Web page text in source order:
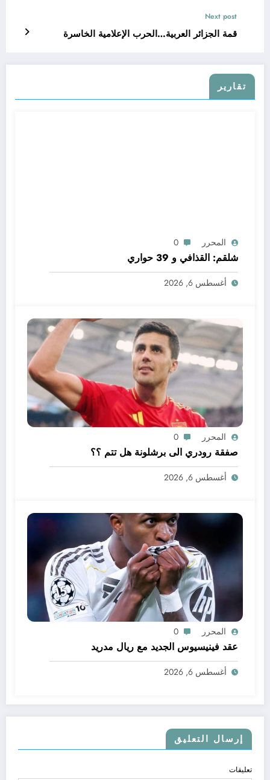
Next post
قمة الجزائر العربية…الحرب الإعلامية الخاسرة
تقارير
المحرر 0
شلقم: القذافي و 39 حواري
أغسطس 6, 2026
المحرر 0
صفقة رودري الى برشلونة هل تتم ؟؟
أغسطس 6, 2026
المحرر 0
عقد فينيسيوس الجديد مع ريال مدريد
أغسطس 6, 2026
إرسال التعليق
تعليقات